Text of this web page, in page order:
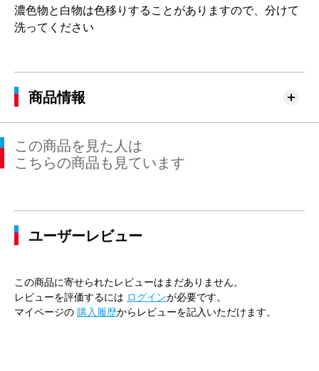
濃色物と白物は色移りすることがありますので、分けて
洗ってください
商品情報
この商品を見た人は
こちらの商品も見ています
ユーザーレビュー
この商品に寄せられたレビューはまだありません。
レビューを評価するには ログインが必要です。
マイページの 購入履歴からレビューを記入いただけます。